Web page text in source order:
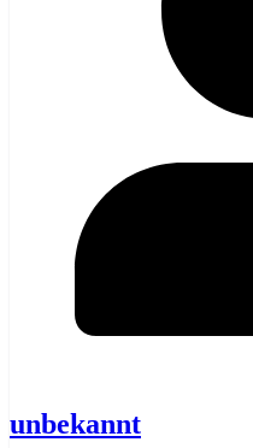
unbekannt